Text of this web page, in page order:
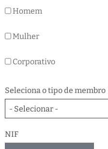
Homem
Mulher
Corporativo
Seleciona o tipo de membro
- Selecionar -
NIF